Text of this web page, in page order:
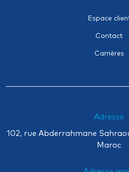
Espace
Contact
Carrières
Adresse
102, rue Abderrahmane
Maroc